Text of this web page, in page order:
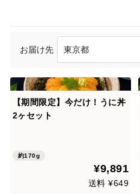
お届け先
【期間限定】今だけ！うに丼
2ヶセット
約170g
¥9,891
送料 ¥649